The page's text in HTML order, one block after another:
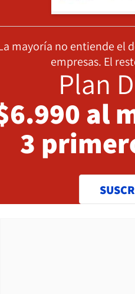
mayoría no entiende el
empresas. El
Plan
al
3